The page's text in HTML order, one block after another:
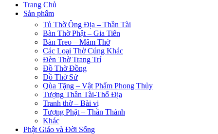
Trang Chủ
Sản phẩm
Tủ Thờ Ông Địa – Thần Tài
Bàn Thờ Phật – Gia Tiên
Bàn Treo – Mâm Thờ
Các Loại Thờ Cúng Khác
Đèn Thờ Trang Trí
Đồ Thờ Đồng
Đồ Thờ Sứ
Qùa Tặng – Vật Phẩm Phong Thủy
Tượng Thần Tài-Thổ Địa
Tranh thờ – Bài vị
Tượng Phật – Thần Thánh
Khác
Phật Giáo và Đời Sống